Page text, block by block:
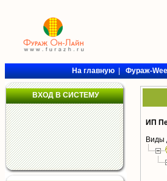
На главную|Фураж-
ВХОД В СИСТЕМУ
ИП
Виды